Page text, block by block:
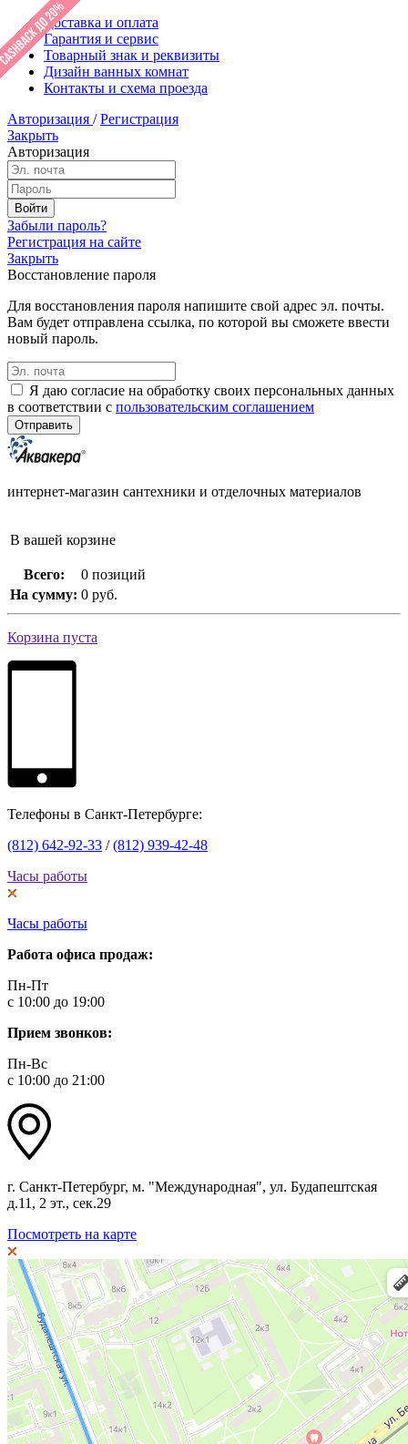
Доставка и оплата
Гарантия и сервис
Товарный знак и реквизиты
Дизайн ванных комнат
Контакты и схема проезда
Авторизация / Регистрация
Закрыть
Авторизация
Забыли пароль?
Регистрация на сайте
Закрыть
Восстановление пароля
Для восстановления пароля напишите свой адрес эл. почты.
Вам будет отправлена ссылка, по которой вы сможете ввести
новый пароль.
Я даю согласие на обработку своих персональных данных
в соответствии с пользовательским соглашением
интернет-магазин сантехники и отделочных материалов
В вашей корзине
Всего:
0 позиций
На сумму: 0 руб.
Корзина пуста
Телефоны в Санкт-Петербурге:
(812) 642-92-33 /(812) 939-42-48
Часы работы
Часы работы
Работа офиса продаж:
Пн-Пт
с 10:00 до 19:00
Прием звонков:
Пн-Вс
с 10:00 до 21:00
г. Санкт-Петербург, м. "Международная", ул. Будапештская
д.11, 2 эт., сек.29
Посмотреть на карте